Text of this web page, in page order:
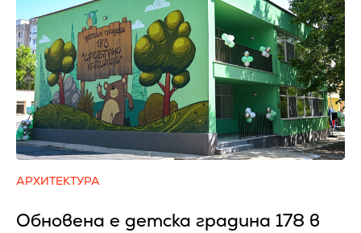
АРХИТЕКТУРА
Обновена е детска градина 178 в